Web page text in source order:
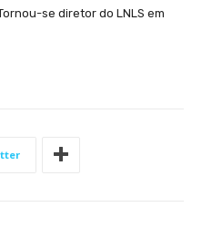
se diretor do LNLS em